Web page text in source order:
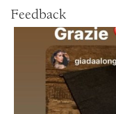
Feedback